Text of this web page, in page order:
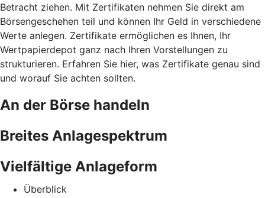
Betracht ziehen. Mit Zertifikaten nehmen Sie direkt am
Börsengeschehen teil und können Ihr Geld in verschiedene
Werte anlegen. Zertifikate ermöglichen es Ihnen, Ihr
Wertpapierdepot ganz nach Ihren Vorstellungen zu
strukturieren. Erfahren Sie hier, was Zertifikate genau sind
und worauf Sie achten sollten.
An der Börse handeln
Breites Anlagespektrum
Vielfältige Anlageform
Überblick